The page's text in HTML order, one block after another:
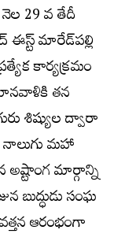
29 వ తేదీ
ఈస్ట్ మారేడ్‌పల్లి
కార్యక్రమం
మానవాళికి తన
శిష్యుల ద్వారా
మహా
అష్టాంగ మార్గాన్ని
బుద్ధుడు సంఘ
ఆరంభంగా